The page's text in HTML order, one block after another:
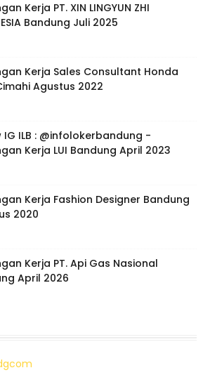
Kerja PT. XIN LINGYUN ZHI
Bandung Juli 2025
Kerja Sales Consultant Honda
Agustus 2022
IG ILB : @infolokerbandung -
Kerja LUI Bandung April 2023
Kerja Fashion Designer Bandung
2020
Kerja PT. Api Gas Nasional
April 2026